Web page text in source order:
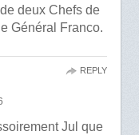
deux Chefs de
Général Franco.
Jul que
REPLY